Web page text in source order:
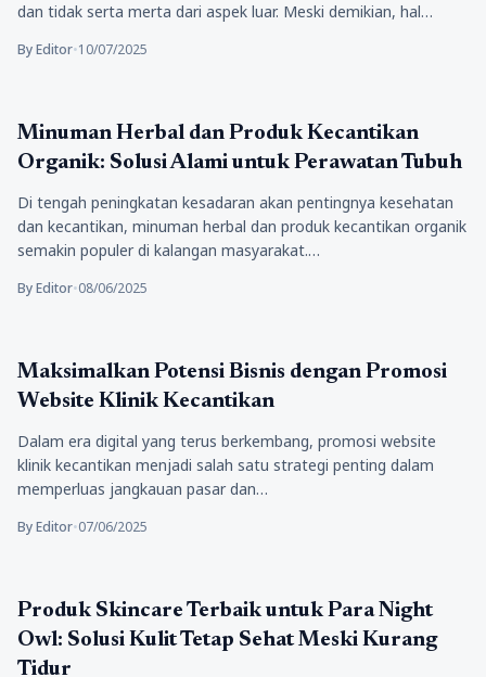
dan tidak serta merta dari aspek luar. Meski demikian, hal…
By Editor•10/07/2025
Kecantikan
Minuman Herbal dan Produk Kecantikan
Organik: Solusi Alami untuk Perawatan Tubuh
Di tengah peningkatan kesadaran akan pentingnya kesehatan
dan kecantikan, minuman herbal dan produk kecantikan organik
semakin populer di kalangan masyarakat.…
By Editor•08/06/2025
Kecantikan
Maksimalkan Potensi Bisnis dengan Promosi
Website Klinik Kecantikan
Dalam era digital yang terus berkembang, promosi website
klinik kecantikan menjadi salah satu strategi penting dalam
memperluas jangkauan pasar dan…
By Editor•07/06/2025
Kecantikan
Produk Skincare Terbaik untuk Para Night
Owl: Solusi Kulit Tetap Sehat Meski Kurang
Tidur